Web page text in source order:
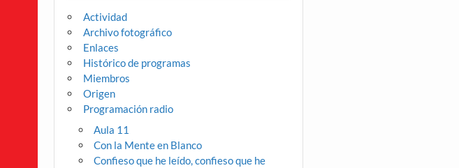
Actividad
Archivo fotográfico
Enlaces
Histórico de programas
Miembros
Origen
Programación radio
Aula 11
Con la Mente en Blanco
Confieso que he leído, confieso que he